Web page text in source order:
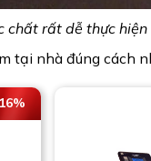
chất rất dễ thực hiện
tại nhà đúng cách